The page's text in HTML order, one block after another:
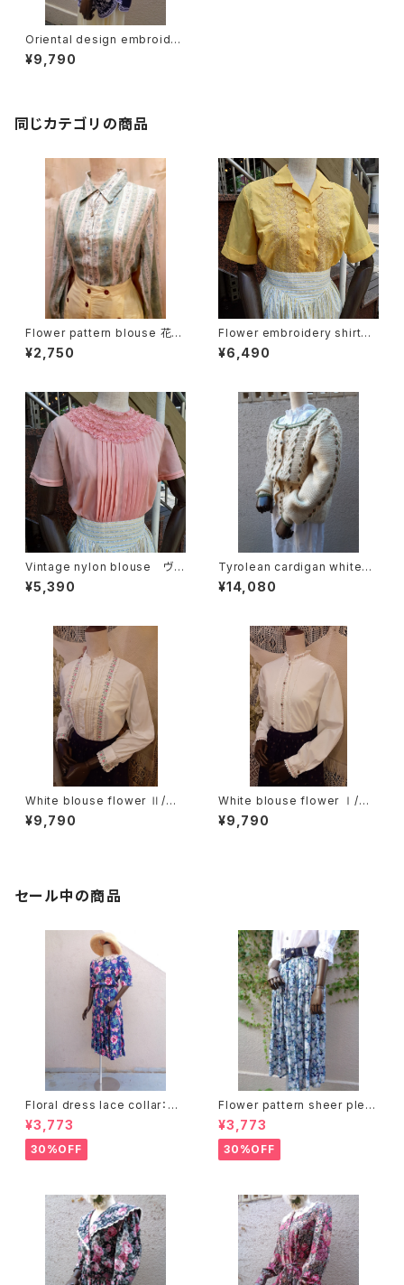
Oriental design embroider
y shirt オリエンタル デザイン
刺繍 シャツ
¥9,790
同じカテゴリの商品
Flower pattern blouse 花柄
ブラウス
¥2,750
Flower embroidery shirt
花刺繍半袖シャツ 開襟シャツ
¥6,490
Vintage nylon blouse ヴィ
ンテージナイロンブラウス
¥5,390
Tyrolean cardigan white
チロリアン カーディガン フラ
ワー ホワイト
¥14,080
White blouse flower Ⅱ/ホ
ワイトブラウス花刺繍 Ⅱ
¥9,790
White blouse flower Ⅰ/ホ
ワイトブラウス花刺繍 Ⅰ
¥9,790
セール中の商品
Floral dress lace collar：花
柄ワンピース レース襟
¥3,773
30%OFF
Flower pattern sheer pleat
s skirt ベルト付き 花柄 シアー
プリーツ スカート
¥3,773
30%OFF